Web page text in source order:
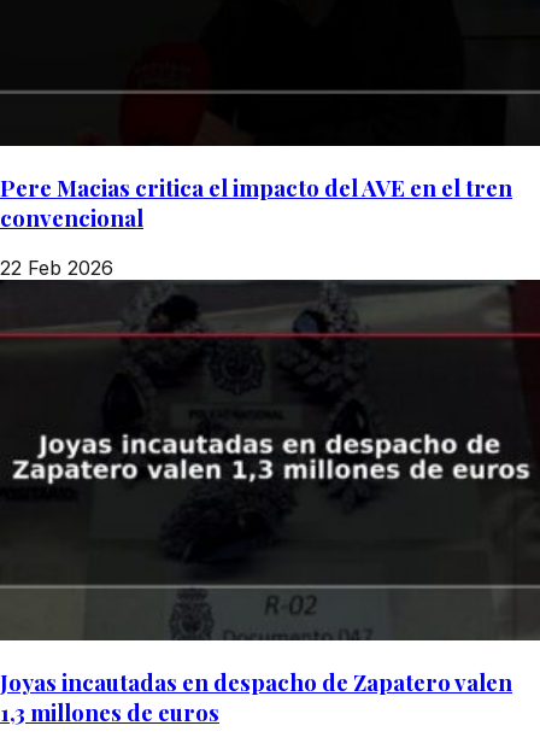
Pere Macias critica el impacto del AVE en el tren
convencional
22 Feb 2026
Joyas incautadas en despacho de Zapatero valen
1,3 millones de euros